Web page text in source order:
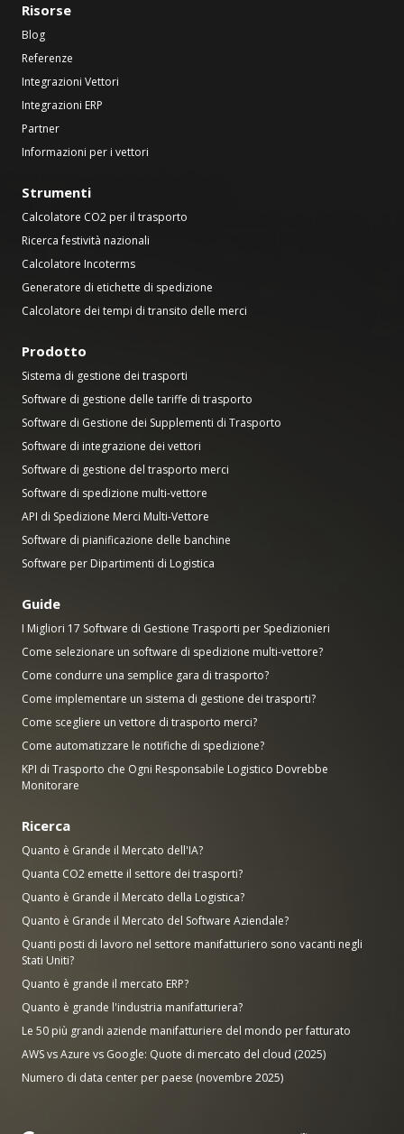
Risorse
Blog
Referenze
Integrazioni Vettori
Integrazioni ERP
Partner
Informazioni per i vettori
Strumenti
Calcolatore CO2 per il trasporto
Ricerca festività nazionali
Calcolatore Incoterms
Generatore di etichette di spedizione
Calcolatore dei tempi di transito delle merci
Prodotto
Sistema di gestione dei trasporti
Software di gestione delle tariffe di trasporto
Software di Gestione dei Supplementi di Trasporto
Software di integrazione dei vettori
Software di gestione del trasporto merci
Software di spedizione multi-vettore
API di Spedizione Merci Multi-Vettore
Software di pianificazione delle banchine
Software per Dipartimenti di Logistica
Guide
I Migliori 17 Software di Gestione Trasporti per Spedizionieri
Come selezionare un software di spedizione multi-vettore?
Come condurre una semplice gara di trasporto?
Come implementare un sistema di gestione dei trasporti?
Come scegliere un vettore di trasporto merci?
Come automatizzare le notifiche di spedizione?
KPI di Trasporto che Ogni Responsabile Logistico Dovrebbe
Monitorare
Ricerca
Quanto è Grande il Mercato dell'IA?
Quanta CO2 emette il settore dei trasporti?
Quanto è Grande il Mercato della Logistica?
Quanto è Grande il Mercato del Software Aziendale?
Quanti posti di lavoro nel settore manifatturiero sono vacanti negli
Stati Uniti?
Quanto è grande il mercato ERP?
Quanto è grande l'industria manifatturiera?
Le 50 più grandi aziende manifatturiere del mondo per fatturato
AWS vs Azure vs Google: Quote di mercato del cloud (2025)
Numero di data center per paese (novembre 2025)